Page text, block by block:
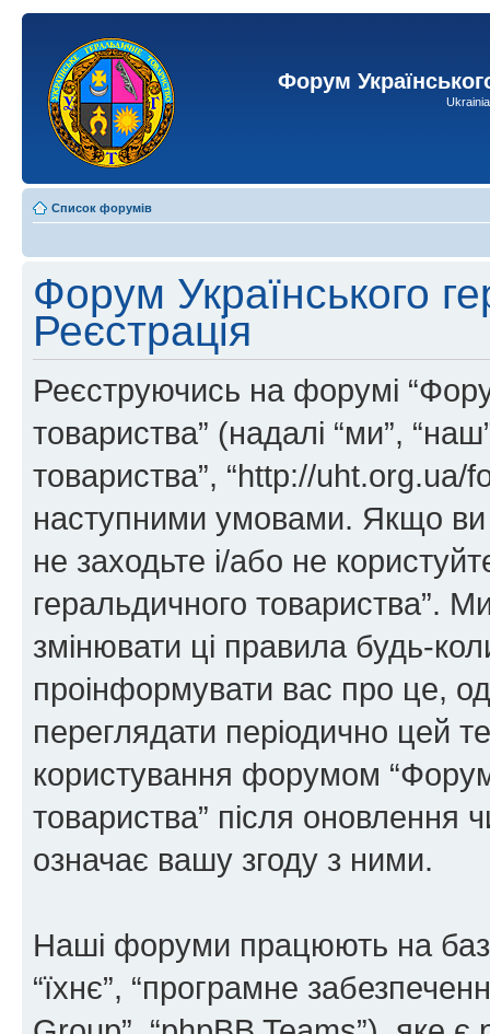
Форум
Список форумів
Форум Українського
Реєстрація
Реєструючись на форумі
товариства” (надалі “ми”,
товариства”, “http://uht.org.ua/
наступними умовами. Якщо ви
не заходьте і/або не
геральдичного товариства”.
змінювати ці правила будь-
проінформувати вас про це,
переглядати періодично цей
користування форумом
товариства” після оновлення
означає вашу згоду з ними.
Наші форуми працюють на
“їхнє”, “програмне